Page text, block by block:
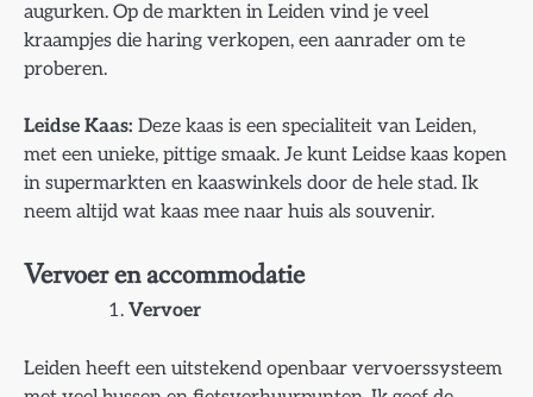
augurken. Op de markten in Leiden vind je veel
kraampjes die haring verkopen, een aanrader om te
proberen.
Leidse Kaas: Deze kaas is een specialiteit van Leiden,
met een unieke, pittige smaak. Je kunt Leidse kaas kopen
in supermarkten en kaaswinkels door de hele stad. Ik
neem altijd wat kaas mee naar huis als souvenir.
Vervoer en accommodatie
Vervoer
Leiden heeft een uitstekend openbaar vervoerssysteem